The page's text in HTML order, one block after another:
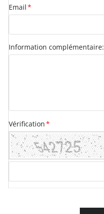
Email*
Information complémentaire:
Vérification*